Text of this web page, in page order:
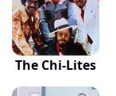
The Chi-Lites